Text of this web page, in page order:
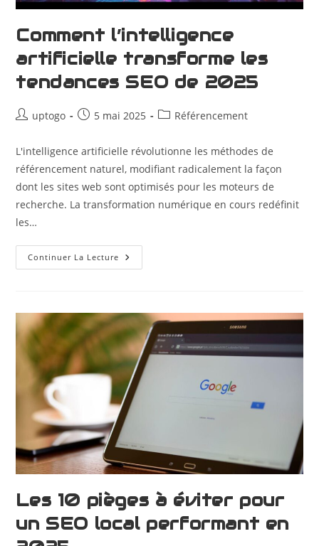
Comment l’intelligence
artificielle transforme les
tendances SEO de 2025
uptogo 5 mai 2025 Référencement
L'intelligence artificielle révolutionne les méthodes de
référencement naturel, modifiant radicalement la façon
dont les sites web sont optimisés pour les moteurs de
recherche. La transformation numérique en cours redéfinit
les…
Continuer La Lecture
Les 10 pièges à éviter pour
un SEO local performant en